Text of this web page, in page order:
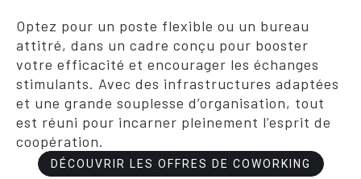
Optez pour un poste flexible ou un bureau
attitré, dans un cadre conçu pour booster
votre efficacité et encourager les échanges
stimulants. Avec des infrastructures adaptées
et une grande souplesse d’organisation, tout
est réuni pour incarner pleinement l’esprit de
coopération.
DÉCOUVRIR LES OFFRES DE COWORKING